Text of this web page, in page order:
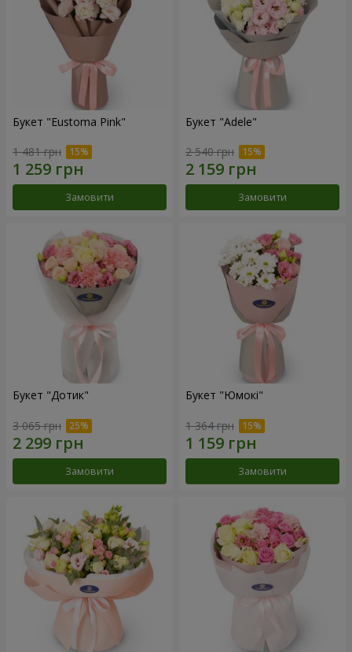
Букет "Eustoma Pink"
1 481 грн
Замовити
Букет "Adele"
2 540 грн
Замовити
Букет "Дотик"
3 065 грн
Замовити
Букет "Юмокі"
1 364 грн
Замовити